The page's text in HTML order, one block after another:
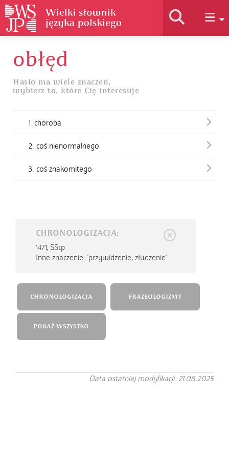
Jak korzystać
obłęd
Hasło ma wiele znaczeń,
wybierz to, które Cię interesuje
1. choroba
2. coś nienormalnego
3. coś znakomitego
CHRONOLOGIZACJA:
1471, SStp
Inne znaczenie: 'przywidzenie, złudzenie'
CHRONOLOGIZACJA FRAZEOLOGIZMY
POKAŻ WSZYSTKO
Data ostatniej modyfikacji: 21.08.2025